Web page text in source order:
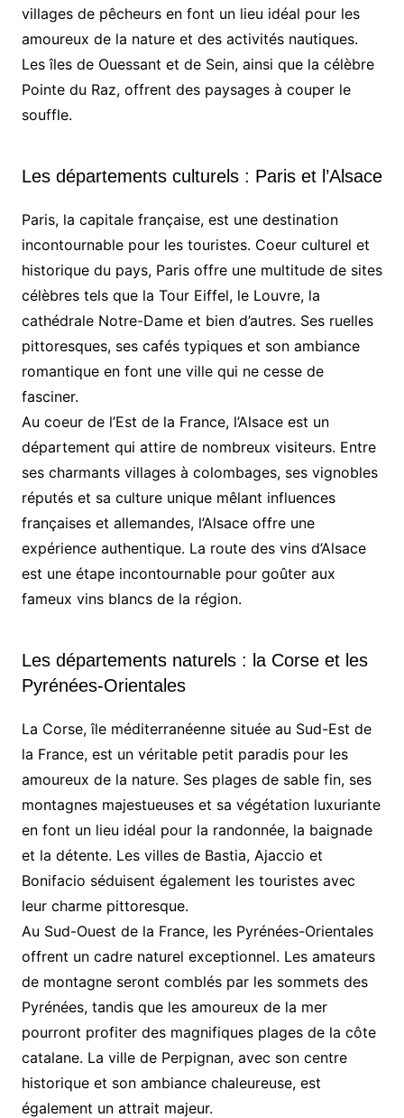
villages de pêcheurs en font un lieu idéal pour les
amoureux de la nature et des activités nautiques.
Les îles de Ouessant et de Sein, ainsi que la célèbre
Pointe du Raz, offrent des paysages à couper le
souffle.
Les départements culturels : Paris et l’Alsace
Paris, la capitale française, est une destination
incontournable pour les touristes. Coeur culturel et
historique du pays, Paris offre une multitude de sites
célèbres tels que la Tour Eiffel, le Louvre, la
cathédrale Notre-Dame et bien d’autres. Ses ruelles
pittoresques, ses cafés typiques et son ambiance
romantique en font une ville qui ne cesse de
fasciner.
Au coeur de l’Est de la France, l’Alsace est un
département qui attire de nombreux visiteurs. Entre
ses charmants villages à colombages, ses vignobles
réputés et sa culture unique mêlant influences
françaises et allemandes, l’Alsace offre une
expérience authentique. La route des vins d’Alsace
est une étape incontournable pour goûter aux
fameux vins blancs de la région.
Les départements naturels : la Corse et les
Pyrénées-Orientales
La Corse, île méditerranéenne située au Sud-Est de
la France, est un véritable petit paradis pour les
amoureux de la nature. Ses plages de sable fin, ses
montagnes majestueuses et sa végétation luxuriante
en font un lieu idéal pour la randonnée, la baignade
et la détente. Les villes de Bastia, Ajaccio et
Bonifacio séduisent également les touristes avec
leur charme pittoresque.
Au Sud-Ouest de la France, les Pyrénées-Orientales
offrent un cadre naturel exceptionnel. Les amateurs
de montagne seront comblés par les sommets des
Pyrénées, tandis que les amoureux de la mer
pourront profiter des magnifiques plages de la côte
catalane. La ville de Perpignan, avec son centre
historique et son ambiance chaleureuse, est
également un attrait majeur.